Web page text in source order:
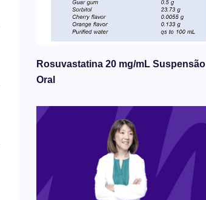
Rosuvastatina 20 mg/mL Suspensão
Oral